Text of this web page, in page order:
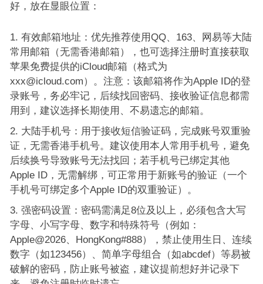
好，放在显眼位置：
有效邮箱地址：优先推荐使用QQ、163、网易等大陆
常用邮箱（无需香港邮箱），也可选择注册时直接获取
苹果免费提供的iCloud邮箱（格式为
xxx@icloud.com）。注意：该邮箱将作为Apple ID的登
录账号，务必牢记，后续找回密码、接收验证信息都需
用到，建议选择长期使用、不易遗忘的邮箱。
大陆手机号：用于接收短信验证码，完成账号双重验
证，无需香港手机号。建议使用本人常用手机号，避免
后续换号导致账号无法找回；若手机号已绑定其他
Apple ID，无需解绑，可正常用于新账号的验证（一个
手机号可绑定多个Apple ID的双重验证）。
强密码设置：密码需满足8位及以上，必须包含大写
字母、小写字母、数字和特殊符号（例如：
Apple@2026、HongKong#888），禁止使用生日、连续
数字（如123456）、简单字母组合（如abcdef）等易被
破解的密码，防止账号被盗，建议提前想好并记录下